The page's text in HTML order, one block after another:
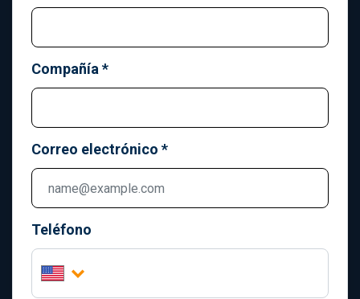
Compañía *
Correo electrónico *
Teléfono